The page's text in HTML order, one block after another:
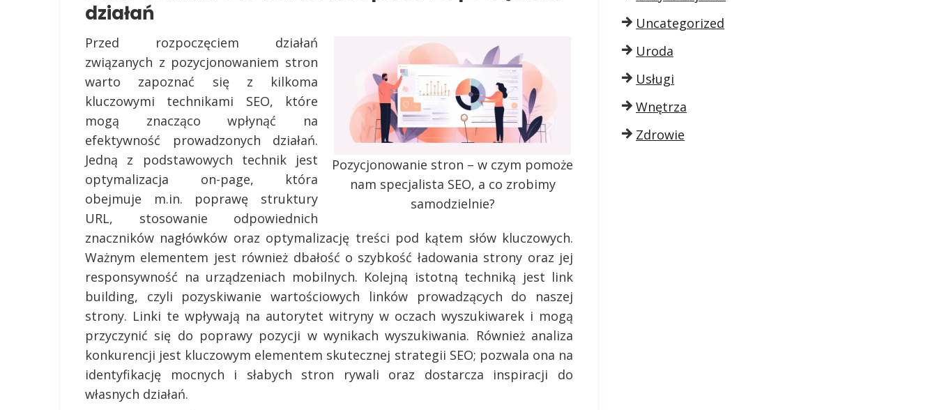
działań
Pozycjonowanie stron – w czym pomoże
nam specjalista SEO, a co zrobimy
samodzielnie?
Przed rozpoczęciem działań
związanych z pozycjonowaniem stron
warto zapoznać się z kilkoma
kluczowymi technikami SEO, które
mogą znacząco wpłynąć na
efektywność prowadzonych działań.
Jedną z podstawowych technik jest
optymalizacja on-page, która
obejmuje m.in. poprawę struktury
URL, stosowanie odpowiednich
znaczników nagłówków oraz optymalizację treści pod kątem słów kluczowych.
Ważnym elementem jest również dbałość o szybkość ładowania strony oraz jej
responsywność na urządzeniach mobilnych. Kolejną istotną techniką jest link
building, czyli pozyskiwanie wartościowych linków prowadzących do naszej
strony. Linki te wpływają na autorytet witryny w oczach wyszukiwarek i mogą
przyczynić się do poprawy pozycji w wynikach wyszukiwania. Również analiza
konkurencji jest kluczowym elementem skutecznej strategii SEO; pozwala ona na
identyfikację mocnych i słabych stron rywali oraz dostarcza inspiracji do
własnych działań.
Uncategorized
Uroda
Usługi
Wnętrza
Zdrowie